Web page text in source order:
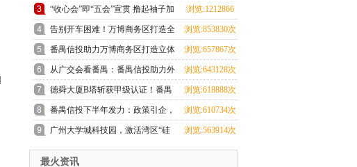
蹈界？红星美凯龙究竟在闹哪
young？！
次
“收心会”即“五会”宣贯 撸起袖子加
油干
浏览:1212866
次
告别开车困难！万博商务区打造全
市第一地下环路导航
浏览:853830次
番禺信投助力万博商务区打造立体
交通，重塑番禺出行新格局
浏览:657867次
从广交会看番禺：番禺信投助力外
贸腾飞之路
浏览:643128次
德舜大厦B塔斩获甲级认证！番禺
信投赋能湾区商务新高度
浏览:618888次
番禺信投下半年发力：政策引企，
科创赋能！
浏览:610734次
广州大学城科技园，激活湾区“硅
谷”动能
浏览:563914次
最火资讯